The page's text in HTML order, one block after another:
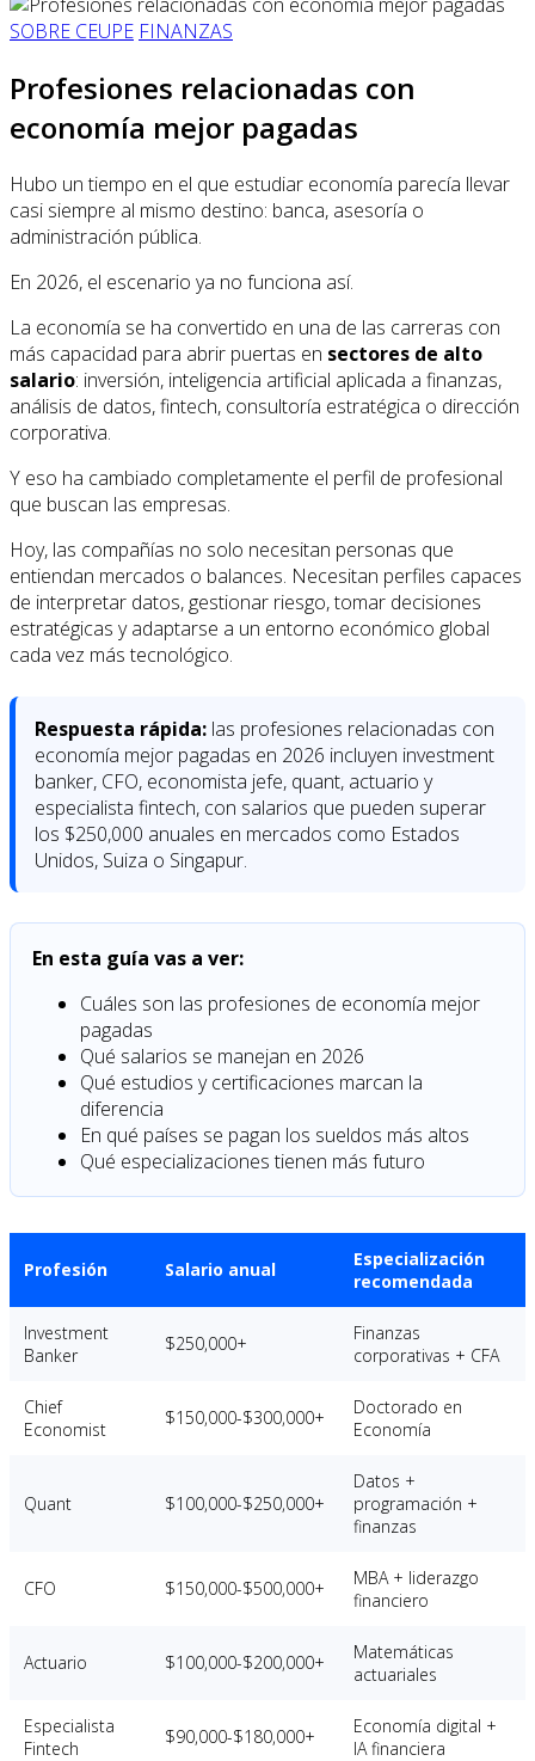
SOBRE CEUPE FINANZAS
Profesiones relacionadas con
economía mejor pagadas
Hubo un tiempo en el que estudiar economía parecía llevar
casi siempre al mismo destino: banca, asesoría o
administración pública.
En 2026, el escenario ya no funciona así.
La economía se ha convertido en una de las carreras con
más capacidad para abrir puertas en sectores de alto
salario: inversión, inteligencia artificial aplicada a finanzas,
análisis de datos, fintech, consultoría estratégica o dirección
corporativa.
Y eso ha cambiado completamente el perfil de profesional
que buscan las empresas.
Hoy, las compañías no solo necesitan personas que
entiendan mercados o balances. Necesitan perfiles capaces
de interpretar datos, gestionar riesgo, tomar decisiones
estratégicas y adaptarse a un entorno económico global
cada vez más tecnológico.
Respuesta rápida: las profesiones relacionadas con
economía mejor pagadas en 2026 incluyen investment
banker, CFO, economista jefe, quant, actuario y
especialista fintech, con salarios que pueden superar
los $250,000 anuales en mercados como Estados
Unidos, Suiza o Singapur.
En esta guía vas a ver:
Cuáles son las profesiones de economía mejor
pagadas
Qué salarios se manejan en 2026
Qué estudios y certificaciones marcan la
diferencia
En qué países se pagan los sueldos más altos
Qué especializaciones tienen más futuro
Profesión Salario anual
Especialización
recomendada
Investment
Banker
$250,000+
Finanzas
corporativas + CFA
Chief
Economist
$150,000-$300,000+
Doctorado en
Economía
Quant $100,000-$250,000+
Datos +
programación +
finanzas
CFO $150,000-$500,000+
MBA + liderazgo
financiero
Actuario $100,000-$200,000+
Matemáticas
actuariales
Especialista
Fintech
$90,000-$180,000+
Economía digital +
IA financiera